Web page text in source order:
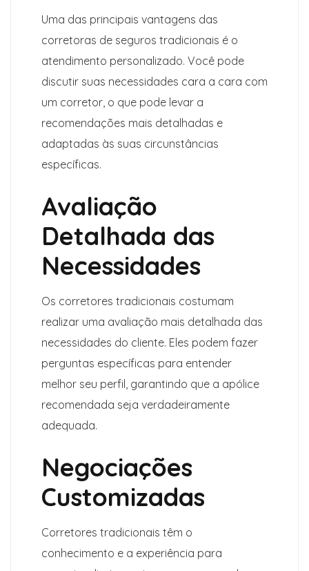
Uma das principais vantagens das
corretoras de seguros tradicionais é o
atendimento personalizado. Você pode
discutir suas necessidades cara a cara com
um corretor, o que pode levar a
recomendações mais detalhadas e
adaptadas às suas circunstâncias
específicas.
Avaliação
Detalhada das
Necessidades
Os corretores tradicionais costumam
realizar uma avaliação mais detalhada das
necessidades do cliente. Eles podem fazer
perguntas específicas para entender
melhor seu perfil, garantindo que a apólice
recomendada seja verdadeiramente
adequada.
Negociações
Customizadas
Corretores tradicionais têm o
conhecimento e a experiência para